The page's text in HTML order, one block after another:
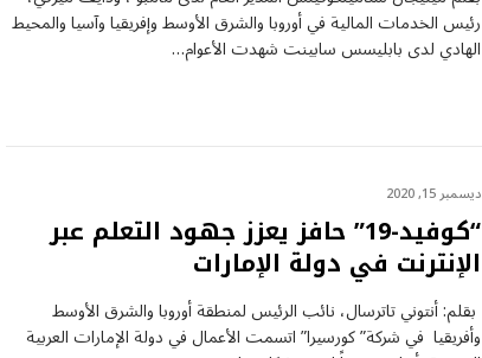
رئيس الخدمات المالية في أوروبا والشرق الأوسط وإفريقيا وآسيا والمحيط
الهادي لدى بابليسس سابينت شهدت الأعوام…
ديسمبر 15, 2020
“كوفيد-19” حافز يعزز جهود التعلم عبر
الإنترنت في دولة الإمارات
بقلم: أنتوني تاترسال، نائب الرئيس لمنطقة أوروبا والشرق الأوسط
وأفريقيا في شركة” كورسيرا” اتسمت الأعمال في دولة الإمارات العربية